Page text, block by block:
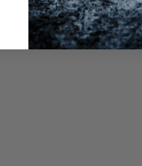
Dès 15,60 €